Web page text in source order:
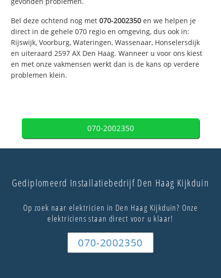
Bel deze ochtend nog met070-2002350 en we helpen je
direct in de gehele 070 regio en omgeving, dus ook in:
Rijswijk, Voorburg, Wateringen, Wassenaar, Honselersdijk
en uiteraard 2597 AX Den Haag. Wanneer u voor ons kiest
en met onze vakmensen werkt dan is de kans op verdere
problemen klein.
070-2002350
Gediplomeerd Installatiebedrijf Den Haag Kijkduin
Op zoek naar elektricien in Den Haag Kijkduin? Onze
elektriciens staan direct voor u klaar!
070-2002350